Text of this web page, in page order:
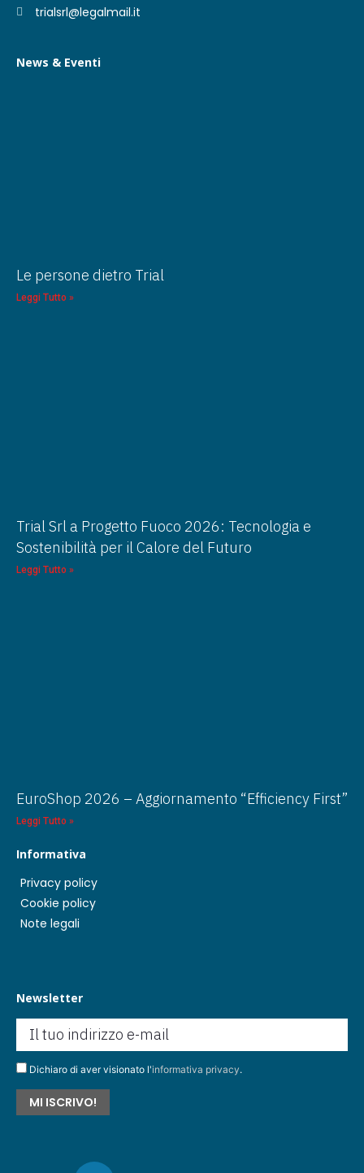
trialsrl@legalmail.it
News & Eventi
Le persone dietro Trial
Leggi Tutto »
Trial Srl a Progetto Fuoco 2026: Tecnologia e
Sostenibilità per il Calore del Futuro
Leggi Tutto »
EuroShop 2026 – Aggiornamento “Efficiency First”
Leggi Tutto »
Informativa
Privacy policy
Cookie policy
Note legali
Newsletter
Dichiaro di aver visionato l'informativa privacy.